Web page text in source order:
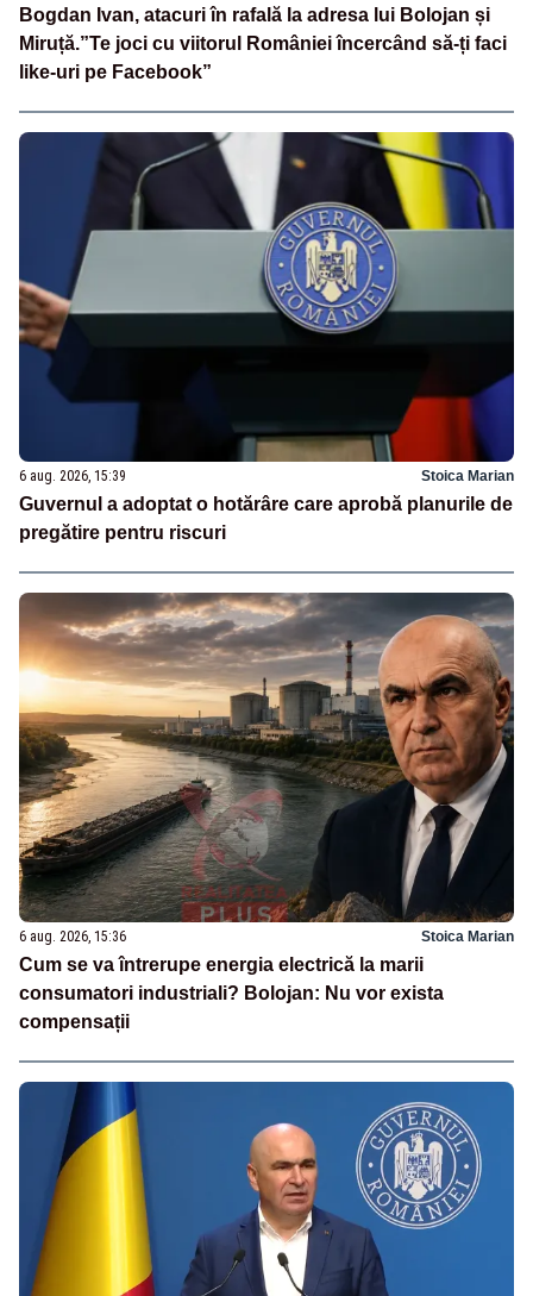
Bogdan Ivan, atacuri în rafală la adresa lui Bolojan și
Miruță.”Te joci cu viitorul României încercând să-ți faci
like-uri pe Facebook”
6 aug. 2026, 15:39 Stoica Marian
Guvernul a adoptat o hotărâre care aprobă planurile de
pregătire pentru riscuri
6 aug. 2026, 15:36 Stoica Marian
Cum se va întrerupe energia electrică la marii
consumatori industriali? Bolojan: Nu vor exista
compensații